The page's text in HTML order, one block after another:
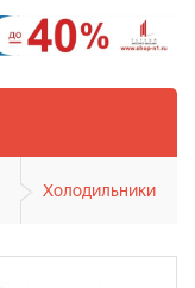
Холодильники